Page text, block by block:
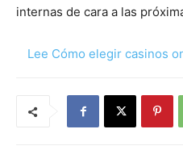
internas de cara a las
Lee Cómo elegir casinos